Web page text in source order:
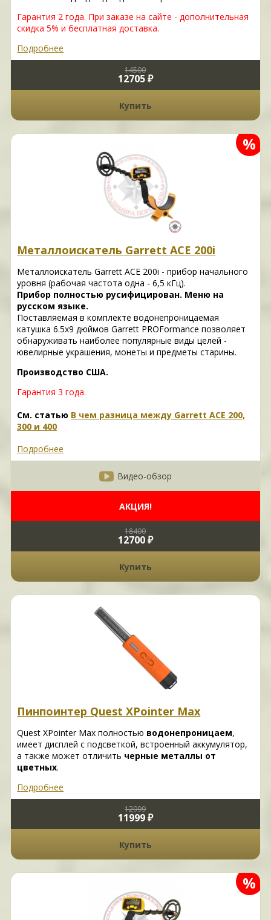
Гарантия 2 года. При заказе на сайте - дополнительная
скидка 5% и бесплатная доставка.
Подробнее
14500
12705 ₽
Купить
%
Металлоискатель Garrett ACE 200i
Металлоискатель Garrett ACE 200i - прибор начального
уровня (рабочая частота одна - 6,5 кГц).
Прибор полностью русифицирован. Меню на
русском языке.
Поставляемая в комплекте водонепроницаемая
катушка 6.5х9 дюймов Garrett PROFormance позволяет
обнаруживать наиболее популярные виды целей -
ювелирные украшения, монеты и предметы старины.
Производство США.
Гарантия 3 года.
См. статью В чем разница между Garrett ACE 200,
300 и 400
Подробнее
Видео-обзор
АКЦИЯ!
18400
12700 ₽
Купить
Пинпоинтер Quest XPointer Max
Quest XPointer Max полностью водонепроницаем,
имеет дисплей с подсветкой, встроенный аккумулятор,
а также может отличить черные металлы от
цветных.
Подробнее
12999
11999 ₽
Купить
%